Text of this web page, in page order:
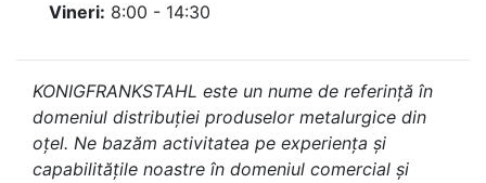
Vineri: 8:00 - 14:30
KONIGFRANKSTAHL este un nume de referință în
domeniul distribuției produselor metalurgice din
oțel. Ne bazăm activitatea pe experiența și
capabilitățile noastre în domeniul comercial și